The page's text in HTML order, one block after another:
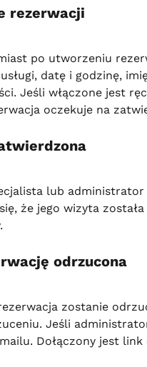
rezerwacji
po utworzeniu
datę i godzinę,
Jeśli włączone jest
oczekuje na
lub
że jego wizyta
odrzucona
zostanie
Jeśli
Dołączony jest